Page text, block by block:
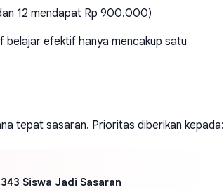
12 mendapat Rp 900.000)
belajar efektif hanya mencakup satu
tepat sasaran. Prioritas diberikan kepada:
Siswa Jadi Sasaran